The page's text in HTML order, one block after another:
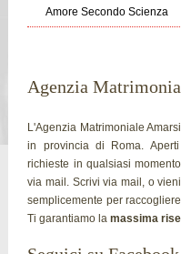
Amore Secondo Scienza
Agenzia
L'Agenzia Matrimoniale
in provincia di Roma.
richieste in qualsiasi
via mail. Scrivi via mail, o
semplicemente per
Ti garantiamo lamassima